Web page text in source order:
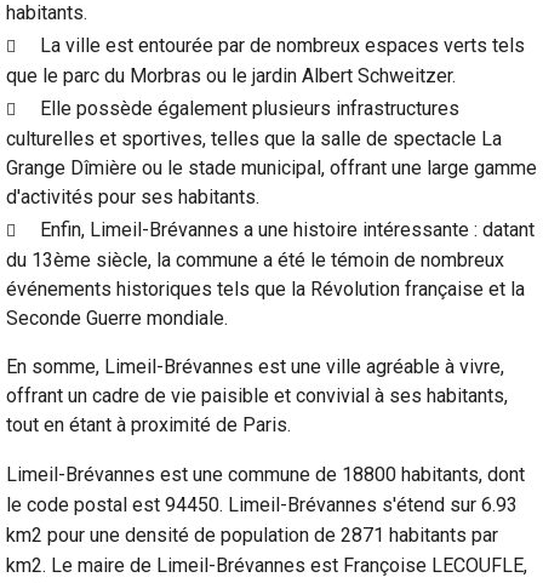
habitants.
La ville est entourée par de nombreux espaces verts tels
que le parc du Morbras ou le jardin Albert Schweitzer.
Elle possède également plusieurs infrastructures
culturelles et sportives, telles que la salle de spectacle La
Grange Dîmière ou le stade municipal, offrant une large gamme
d'activités pour ses habitants.
Enfin, Limeil-Brévannes a une histoire intéressante : datant
du 13ème siècle, la commune a été le témoin de nombreux
événements historiques tels que la Révolution française et la
Seconde Guerre mondiale.
En somme, Limeil-Brévannes est une ville agréable à vivre,
offrant un cadre de vie paisible et convivial à ses habitants,
tout en étant à proximité de Paris.
Limeil-Brévannes est une commune de 18800 habitants, dont
le code postal est 94450. Limeil-Brévannes s'étend sur 6.93
km2 pour une densité de population de 2871 habitants par
km2. Le maire de Limeil-Brévannes est Françoise LECOUFLE,